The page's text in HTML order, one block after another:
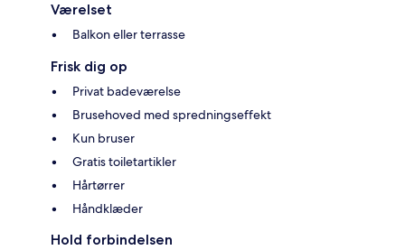
Værelset
Balkon eller terrasse
Frisk dig op
Privat badeværelse
Brusehoved med spredningseffekt
Kun bruser
Gratis toiletartikler
Hårtørrer
Håndklæder
Hold forbindelsen